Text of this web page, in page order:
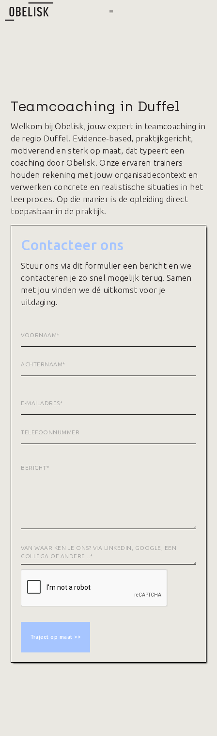
Teamcoaching in Duffel
Welkom bij Obelisk, jouw expert in teamcoaching in
de regio Duffel. Evidence-based, praktijkgericht,
motiverend en sterk op maat, dat typeert een
coaching door Obelisk. Onze ervaren trainers
houden rekening met jouw organisatiecontext en
verwerken concrete en realistische situaties in het
leerproces. Op die manier is de opleiding direct
toepasbaar in de praktijk.
Contacteer ons
Stuur ons via dit formulier een bericht en we
contacteren je zo snel mogelijk terug. Samen
met jou vinden we dé uitkomst voor je
uitdaging.